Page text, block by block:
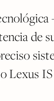
de
Lexus